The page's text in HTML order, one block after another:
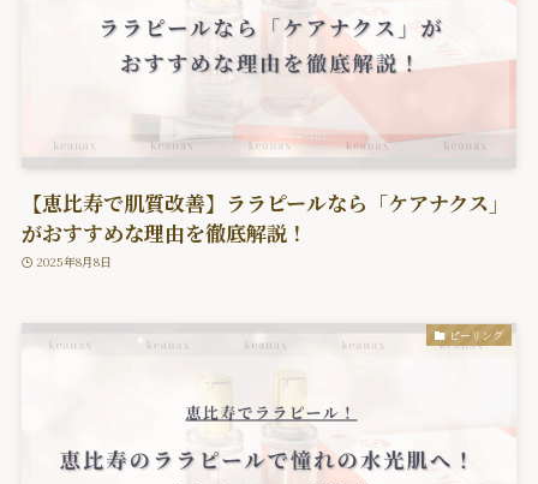
【恵比寿で肌質改善】ララピールなら「ケアナクス」
がおすすめな理由を徹底解説！
2025年8月8日
ピーリング